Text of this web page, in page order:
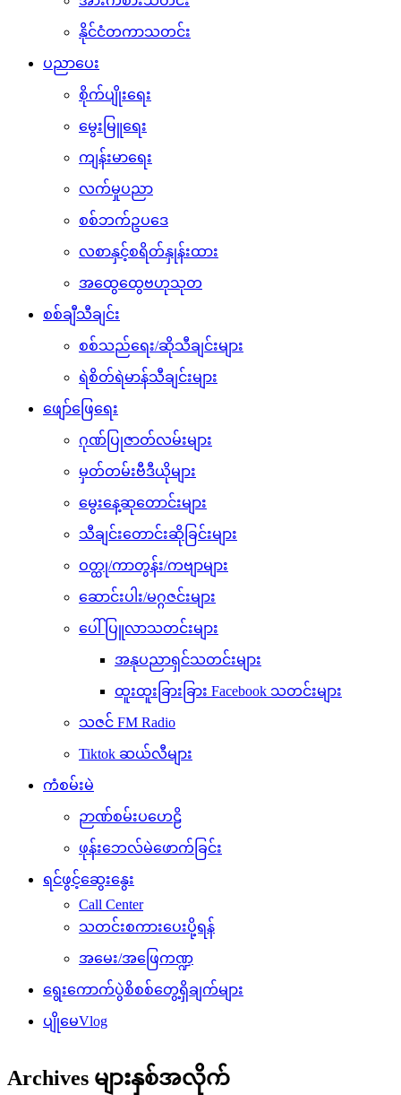
နိုင်ငံတကာသတင်း
ပညာပေး
စိုက်ပျိုးရေး
မွေးမြူရေး
ကျန်းမာရေး
လက်မှုပညာ
စစ်ဘက်ဥပဒေ
လစာနှင့်စရိတ်နှုန်းထား
အထွေထွေဗဟုသုတ
စစ်ချီသီချင်း
စစ်သည်ရေး/ဆိုသီချင်းများ
ရဲစိတ်ရဲမာန်သီချင်းများ
ဖျော်ဖြေရေး
ဂုဏ်ပြုဇာတ်လမ်းများ
မှတ်တမ်းဗီဒီယိုများ
မွေးနေ့ဆုတောင်းများ
သီချင်းတောင်းဆိုခြင်းများ
ဝတ္ထု/ကာတွန်း/ကဗျာများ
ဆောင်းပါး/မဂ္ဂဇင်းများ
ပေါ်ပြူလာသတင်းများ
အနုပညာရှင်သတင်းများ
ထူးထူးခြားခြား Facebook သတင်းများ
သဇင် FM Radio
Tiktok ဆယ်လီများ
ကံစမ်းမဲ
ဉာဏ်စမ်းပဟေဠိ
ဖုန်းဘေလ်မဲဖောက်ခြင်း
ရင်ဖွင့်ဆွေးနွေး
Call Center
သတင်းစကားပေးပို့ရန်
အမေး/အဖြေကဏ္ဍ
ရွေးကောက်ပွဲစိစစ်တွေ့ရှိချက်များ
ပျိုမေVlog
Archives များနှစ်အလိုက်